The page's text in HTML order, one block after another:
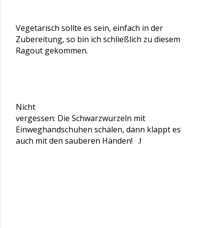
Vegetarisch sollte es sein, einfach in der
Zubereitung, so bin ich schließlich zu diesem
Ragout gekommen.
Nicht
vergessen: Die Schwarzwurzeln mit
Einweghandschuhen schälen, dann klappt es
auch mit den sauberen Händen!
J